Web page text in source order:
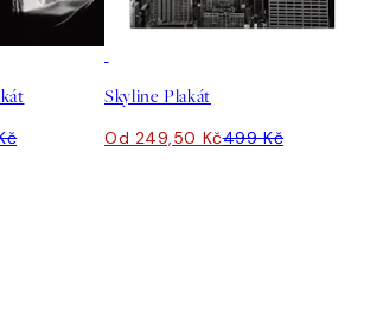
Skyline Plakát
Od 249,50 Kč499 Kč